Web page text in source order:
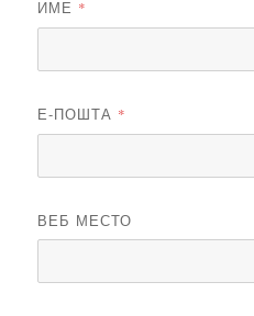
ИМЕ *
Е-ПОШТА *
ВЕБ МЕСТО